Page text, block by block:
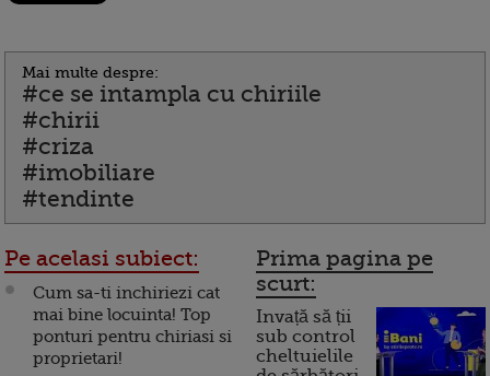
Mai multe despre:
#ce se intampla cu chiriile
#chirii
#criza
#imobiliare
#tendinte
Pe acelasi subiect:
Cum sa-ti inchiriezi cat
mai bine locuinta! Top
ponturi pentru chiriasi si
proprietari!
Prima pagina pe
scurt:
Invață să ții
sub control
cheltuielile